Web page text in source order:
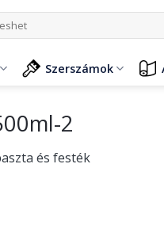
Szerszámok
2
és festék